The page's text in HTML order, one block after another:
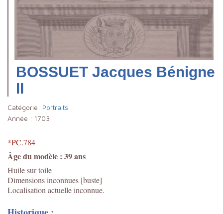
BOSSUET Jacques Bénigne
II
Catégorie: Portraits
Année : 1703
*PC.784
Âge du modèle : 39 ans
Huile sur toile
Dimensions inconnues [buste]
Localisation actuelle inconnue.